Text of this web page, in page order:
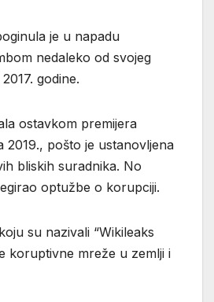
je u napadu
nedaleko od svojeg
godine.
ostavkom premijera
2019., pošto je ustanovljena
bliskih suradnika. No
optužbe o korupciji.
su nazivali “Wikileaks
koruptivne mreže u zemlji i